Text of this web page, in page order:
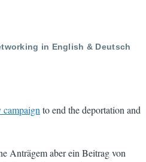
in English & Deutsch
to end the deportation and
Anträgem aber ein Beitrag von